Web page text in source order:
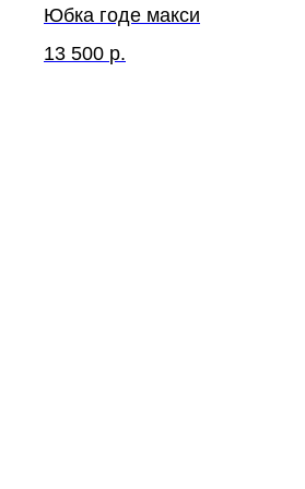
Юбка годе макси
13 500 р.